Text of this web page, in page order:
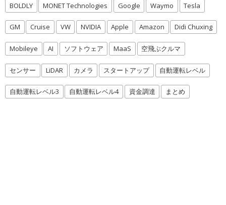
BOLDLY MONET Technologies Google Waymo Tesla
GM Cruise VW NVIDIA Apple Amazon Didi Chuxing
Mobileye AI ソフトウェア MaaS 空飛ぶクルマ
センサー LiDAR カメラ スタートアップ 自動運転レベル
自動運転レベル3 自動運転レベル4 資金調達 まとめ